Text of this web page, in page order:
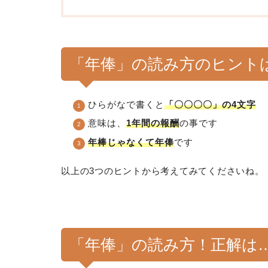
「年俸」の読み方のヒント
ひらがなで書くと 「〇〇〇〇」の4文字
意味は、 1年間の報酬の事です
年棒じゃなくて年俸です
以上の3つのヒントから考えてみてくださいね。
「年俸」の読み方！正解は